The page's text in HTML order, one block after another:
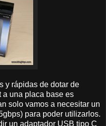
y rápidas de dotar de
una placa base es
solo vamos a necesitar un
para poder utilizarlos.
un adaptador USB tipo C